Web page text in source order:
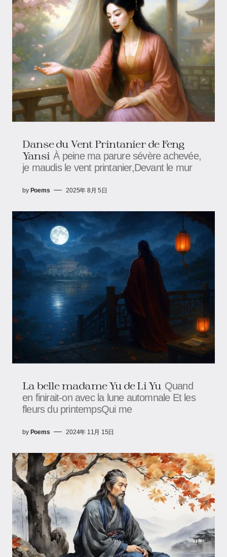
Danse du Vent Printanier de Feng
Yansi À peine ma parure sévère achevée,
je maudis le vent printanier,Devant le mur
by Poems 2025年 8月 5日
La belle madame Yu de Li Yu Quand
en finirait-on avec la lune automnale Et les
fleurs du printempsQui me
by Poems 2024年 11月 15日